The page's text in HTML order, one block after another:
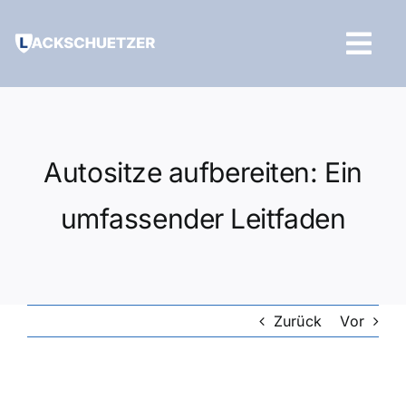
Inhalt
Autositze aufbereiten: Ein
umfassender Leitfaden
Zurück Vor